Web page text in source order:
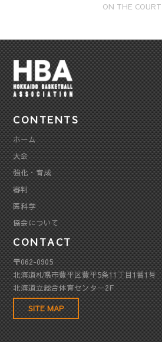
ON THE COURT
CONTENTS
ホーム
大会
強化・育成
審判
医科学
協会について
CONTACT
〒062-0905
北海道札幌市豊平区豊平5条11丁目1番1号
北海道立総合体育センター2F
SITE MAP